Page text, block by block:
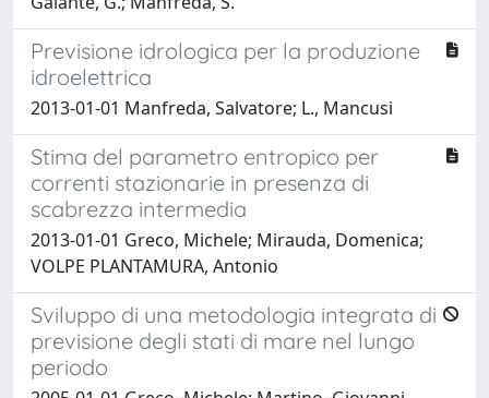
Previsione idrologica per la produzione
idroelettrica
2013-01-01 Manfreda, Salvatore; L., Mancusi
Stima del parametro entropico per
correnti stazionarie in presenza di
scabrezza intermedia
2013-01-01 Greco, Michele; Mirauda, Domenica;
VOLPE PLANTAMURA, Antonio
Sviluppo di una metodologia integrata di
previsione degli stati di mare nel lungo
periodo